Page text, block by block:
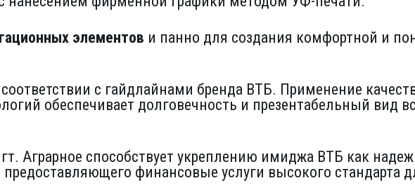
элементов и панно для создания комфортной и
с гайдлайнами бренда ВТБ. Применение
обеспечивает долговечность и презентабельный вид
Аграрное способствует укреплению имиджа ВТБ как
финансовые услуги высокого стандарта